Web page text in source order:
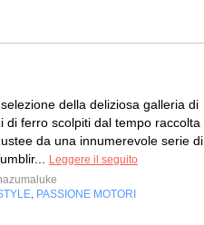
della deliziosa galleria di
di ferro scolpiti dal tempo raccolta
da una innumerevole serie di
Leggere il seguito
, PASSIONE MOTORI